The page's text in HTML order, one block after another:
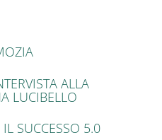
ALLA
LUCIBELLO
SUCCESSO 5.0